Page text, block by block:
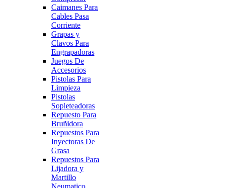
Caimanes Para
Cables Pasa
Corriente
Grapas y
Clavos Para
Engrapadoras
Juegos De
Accesorios
Pistolas Para
Limpieza
Pistolas
Sopleteadoras
Repuesto Para
Bruñidora
Repuestos Para
Inyectoras De
Grasa
Repuestos Para
Lijadora y
Martillo
Neumatico